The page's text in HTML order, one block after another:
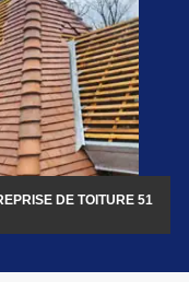
DE TOITURE 51